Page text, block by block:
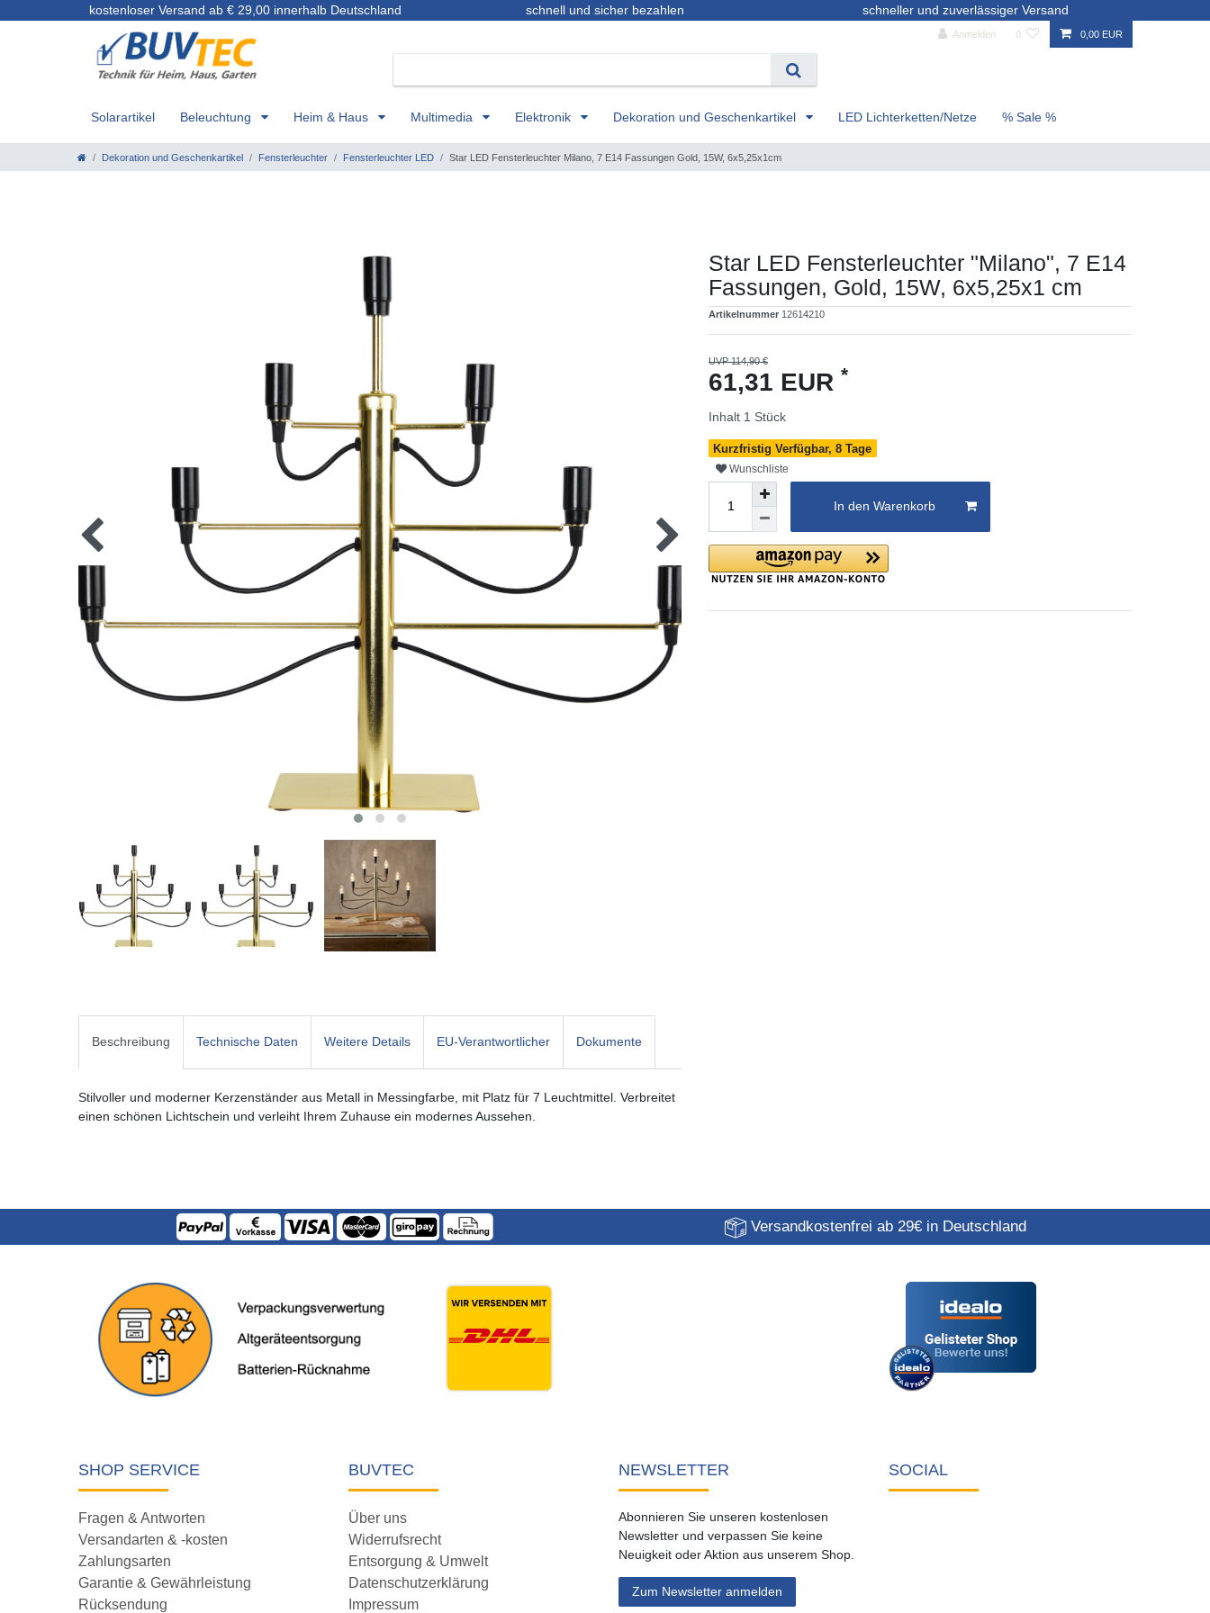
kostenloser Versand ab € 29,00 innerhalb Deutschland schnell und sicher bezahlen schneller und zuverlässiger Versand
Anmelden 0 0,00 EUR
Solarartikel Beleuchtung Heim & Haus Multimedia Elektronik Dekoration und Geschenkartikel LED Lichterketten/Netze % Sale %
Dekoration und Geschenkartikel Fensterleuchter Fensterleuchter LED Star LED Fensterleuchter Milano, 7 E14 Fassungen Gold, 15W, 6x5,25x1cm
Star LED Fensterleuchter "Milano", 7 E14
Fassungen, Gold, 15W, 6x5,25x1 cm
Artikelnummer 12614210
UVP 114,90 €
61,31 EUR *
Inhalt 1 Stück
Kurzfristig Verfügbar, 8 Tage
Wunschliste
In den Warenkorb
Beschreibung Technische Daten Weitere Details EU-Verantwortlicher Dokumente
Stilvoller und moderner Kerzenständer aus Metall in Messingfarbe, mit Platz für 7 Leuchtmittel. Verbreitet
einen schönen Lichtschein und verleiht Ihrem Zuhause ein modernes Aussehen.
Versandkostenfrei ab 29€ in Deutschland
SHOP SERVICE
Fragen & Antworten
Versandarten & -kosten
Zahlungsarten
Garantie & Gewährleistung
Rücksendung
BUVTEC
Über uns
Widerrufsrecht
Entsorgung & Umwelt
Datenschutzerklärung
Impressum
NEWSLETTER
Abonnieren Sie unseren kostenlosen
Newsletter und verpassen Sie keine
Neuigkeit oder Aktion aus unserem Shop.
Zum Newsletter anmelden
SOCIAL